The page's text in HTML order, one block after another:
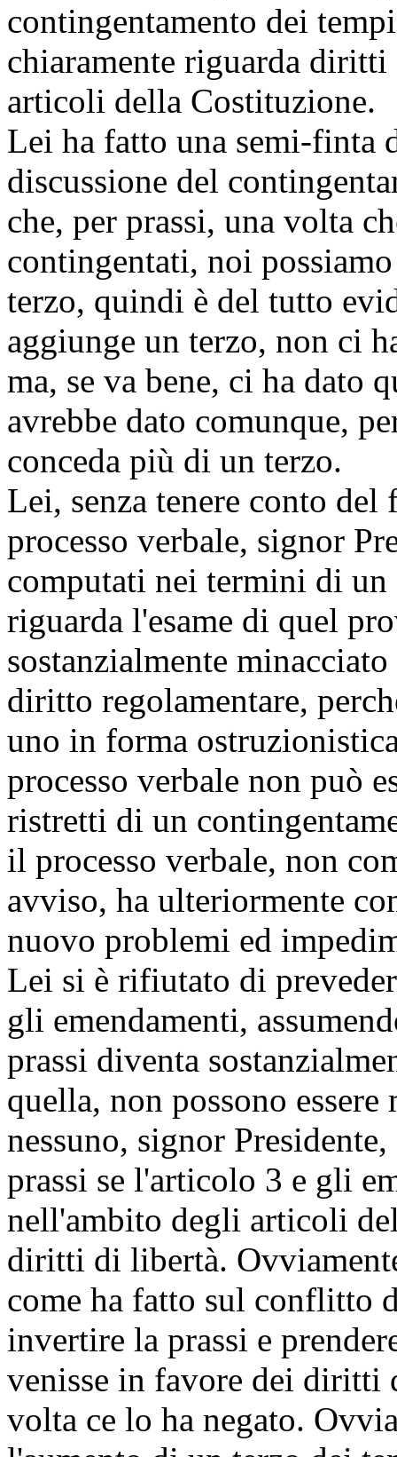
contingentamento dei
chiaramente riguarda
articoli della Costituzione.
Lei ha fatto una semi-finta
discussione del
che, per prassi, una volta
contingentati, noi
terzo, quindi è del tutto
aggiunge un terzo, non ci
ma, se va bene, ci ha dato
avrebbe dato comunque,
conceda più di un terzo.
Lei, senza tenere conto
processo verbale, signor
computati nei termini di un
riguarda l'esame di quel
sostanzialmente
diritto regolamentare,
uno in forma
processo verbale non può
ristretti di un
il processo verbale, non
avviso, ha ulteriormente
nuovo problemi ed
Lei si è rifiutato di
gli emendamenti,
prassi diventa
quella, non possono
nessuno, signor
prassi se l'articolo 3 e gli
nell'ambito degli articoli
diritti di libertà.
come ha fatto sul conflitto
invertire la prassi e
venisse in favore dei diritti
volta ce lo ha negato.